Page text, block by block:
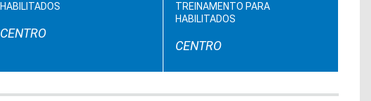
HABILITADOS
CENTRO
TREINAMENTO PARA
HABILITADOS
CENTRO